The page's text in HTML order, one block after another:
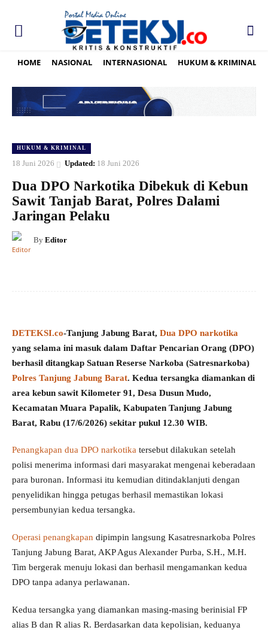
HOME NASIONAL INTERNASIONAL HUKUM & KRIMINAL
HUKUM & KRIMINAL
18 Juni 2026 Updated: 18 Juni 2026
Dua DPO Narkotika Dibekuk di Kebun
Sawit Tanjab Barat, Polres Dalami
Jaringan Pelaku
By Editor
DETEKSI.co-Tanjung Jabung Barat, Dua DPO narkotika
yang selama ini masuk dalam Daftar Pencarian Orang (DPO)
berhasil ditangkap Satuan Reserse Narkoba (Satresnarkoba)
Polres Tanjung Jabung Barat. Kedua tersangka diamankan di
area kebun sawit Kilometer 91, Desa Dusun Mudo,
Kecamatan Muara Papalik, Kabupaten Tanjung Jabung
Barat, Rabu (17/6/2026) sekitar pukul 12.30 WIB.
Penangkapan dua DPO narkotika tersebut dilakukan setelah
polisi menerima informasi dari masyarakat mengenai keberadaan
para buronan. Informasi itu kemudian ditindaklanjuti dengan
penyelidikan hingga petugas berhasil memastikan lokasi
persembunyian kedua tersangka.
Operasi penangkapan dipimpin langsung Kasatresnarkoba Polres
Tanjung Jabung Barat, AKP Agus Alexander Purba, S.H., M.H.
Tim bergerak menuju lokasi dan berhasil mengamankan kedua
DPO tanpa adanya perlawanan.
Kedua tersangka yang diamankan masing-masing berinisial FP
alias B dan R alias R. Berdasarkan data kepolisian, keduanya